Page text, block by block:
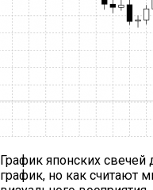
График японских
график, но как считают